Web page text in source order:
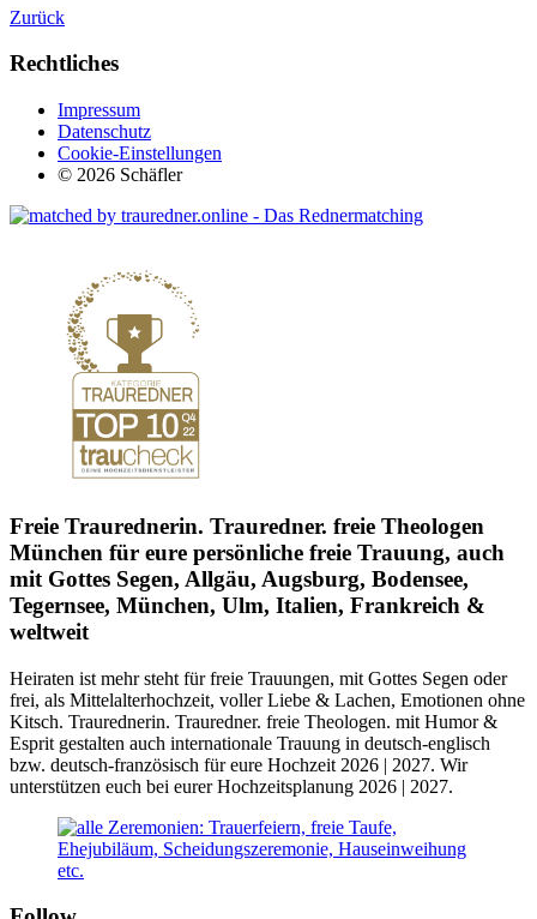
Zurück
Rechtliches
Impressum
Datenschutz
Cookie-Einstellungen
© 2026 Schäfler
Freie Traurednerin. Trauredner. freie Theologen
München für eure persönliche freie Trauung, auch
mit Gottes Segen, Allgäu, Augsburg, Bodensee,
Tegernsee, München, Ulm, Italien, Frankreich &
weltweit
Heiraten ist mehrsteht für freie Trauungen, mit Gottes Segen oder
frei, als Mittelalterhochzeit, voller Liebe & Lachen, Emotionen ohne
Kitsch. Traurednerin. Trauredner. freie Theologen. mit Humor &
Esprit gestalten auch internationale Trauung in deutsch-englisch
bzw. deutsch-französisch für eure Hochzeit 2026 | 2027. Wir
unterstützen euch bei eurer Hochzeitsplanung 2026 | 2027.